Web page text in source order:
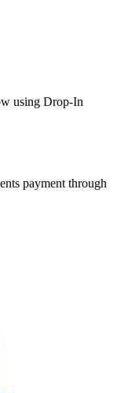
using Drop-In
payment through